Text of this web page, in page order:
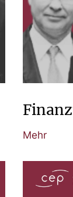
Mehr